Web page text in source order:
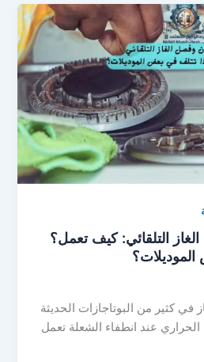
التلقائي: كيف تعمل؟
في كثير من البوتاجازات الحديثة
الحراري عند انطفاء الشعلة تعمل